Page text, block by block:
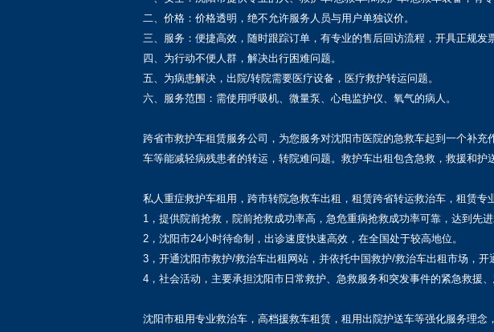
二、价格：价格透明，绝不允许服务人员与用户单独议价。
三、服务：便捷高效，随时跟踪订单，有专业的售后回访流程，开具正规发
四、为行动不便人群，解决出行困难问题。
五、为病患解决，出院/转院需要医疗设备，医疗救护转运问题。
六、服务范围：需使用呼吸机、微量泵、心电监护仪、氧气的病人。
跨省市救护车租赁服务公司，为您服务对沈阳市医院的急救车起到一个补
车等能减轻病残患者的转运，转院难问题。救护车出租包含急救，救援和护
私人重症救护车租用，跨市转院急救车出租，租赁跨省转运救治车，租赁专
1，提供院前抢救，院前抢救成功率高，急危重病抢救成功率可靠，达到先
2，沈阳市24小时待命制，出诊速度快速高效，在全国处于较高地位。
3，开通沈阳市救护/救治车出租网站，并依托中国救护/救治车出租市场，
4，社会活动，主要承担沈阳市日常救护、急救服务和突发事件的紧急救援
沈阳市租用专业救治车，高档援救车租赁，租用出院护送车等强化服务理